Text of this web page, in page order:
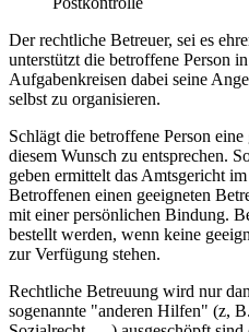
Der rechtliche Betreuer, sei es
unterstützt die betroffene Person
Aufgabenkreisen dabei seine
selbst zu organisieren.
Schlägt die betroffene Person
diesem Wunsch zu entsprechen.
geben ermittelt das Amtsgericht
Betroffenen einen geeigneten
mit einer persönlichen Bindung.
bestellt werden, wenn keine
zur Verfügung stehen.
Rechtliche Betreuung wird nur
sogenannte "anderen Hilfen" (z,